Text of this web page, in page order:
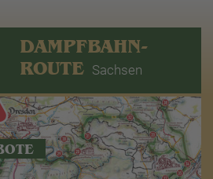
DAMPFBAHN-
ROUTE Sachsen